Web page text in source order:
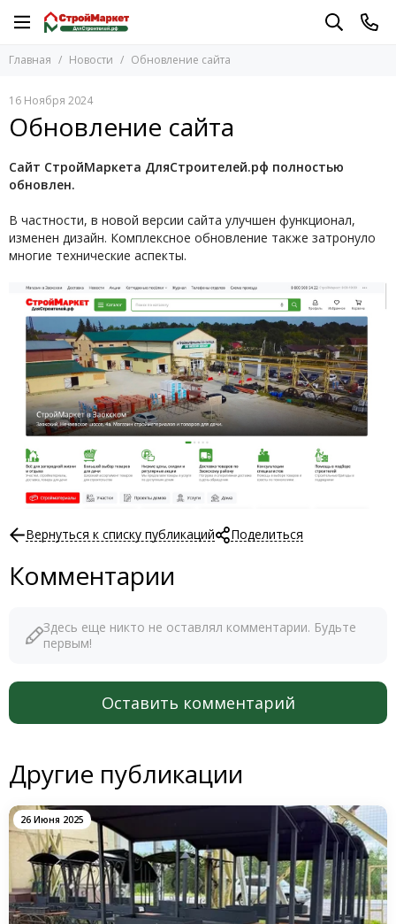
Главная Новости Обновление сайта
16 Ноября 2024
Обновление сайта
Сайт СтройМаркета ДляСтроителей.рф полностью
обновлен.
В частности, в новой версии сайта улучшен функционал,
изменен дизайн. Комплексное обновление также затронуло
многие технические аспекты.
Вернуться к списку публикаций Поделиться
Комментарии
Здесь еще никто не оставлял комментарии. Будьте
первым!
Оставить комментарий
Другие публикации
26 Июня 2025